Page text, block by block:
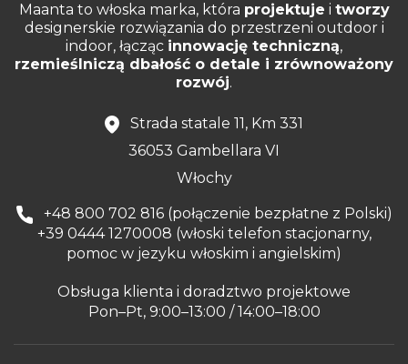
Maanta to włoska marka, która projektuje i tworzy
designerskie rozwiązania do przestrzeni outdoor i
indoor, łącząc innowację techniczną,
rzemieślniczą dbałość o detale i zrównoważony
rozwój.
Strada statale 11, Km 331
36053 Gambellara VI
Włochy
+48 800 702 816 (połączenie bezpłatne z Polski)
+39 0444 1270008 (włoski telefon stacjonarny,
pomoc w jezyku włoskim i angielskim)
Obsługa klienta i doradztwo projektowe
Pon–Pt, 9:00–13:00 / 14:00–18:00